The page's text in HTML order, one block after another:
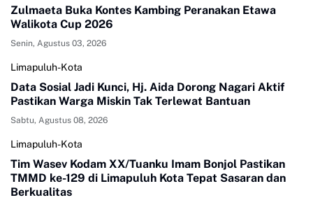
Zulmaeta Buka Kontes Kambing Peranakan Etawa
Walikota Cup 2026
Senin, Agustus 03, 2026
Limapuluh-Kota
Data Sosial Jadi Kunci, Hj. Aida Dorong Nagari Aktif
Pastikan Warga Miskin Tak Terlewat Bantuan
Sabtu, Agustus 08, 2026
Limapuluh-Kota
Tim Wasev Kodam XX/Tuanku Imam Bonjol Pastikan
TMMD ke-129 di Limapuluh Kota Tepat Sasaran dan
Berkualitas